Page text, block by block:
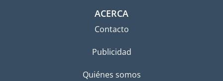
ACERCA
Contacto
Publicidad
Quiénes somos